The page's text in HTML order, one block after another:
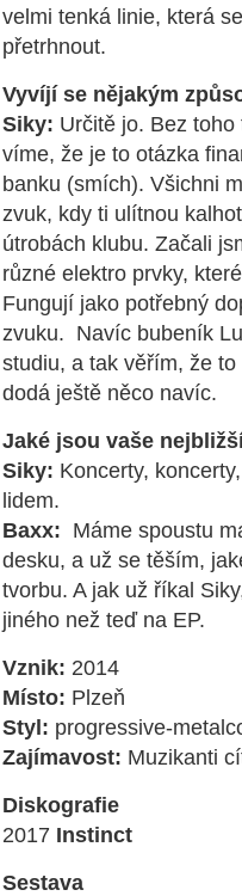
velmi tenká linie, která
přetrhnout.
Vyvíjí se nějakým
Siky: Určitě jo. Bez
víme, že je to otázka
banku (smích). Všichni
zvuk, kdy ti ulítnou
útrobách klubu. Začali
různé elektro prvky,
Fungují jako potřebný
zvuku. Navíc bubeník
studiu, a tak věřím, že
dodá ještě něco navíc.
Jaké jsou vaše
Siky: Koncerty,
lidem.
Baxx: Máme spoustu
desku, a už se těším,
tvorbu. A jak už říkal
jiného než teď na EP.
Vznik: 2014
Místo: Plzeň
Styl: progressive-
Zajímavost: Muzikanti
Diskografie
2017 Instinct
Sestava